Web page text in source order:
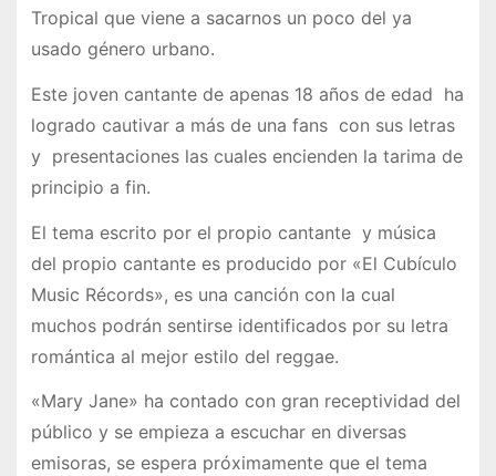
Tropical que viene a sacarnos un poco del ya
usado género urbano.
Este joven cantante de apenas 18 años de edad ha
logrado cautivar a más de una fans con sus letras
y presentaciones las cuales encienden la tarima de
principio a fin.
El tema escrito por el propio cantante y música
del propio cantante es producido por «El Cubículo
Music Récords», es una canción con la cual
muchos podrán sentirse identificados por su letra
romántica al mejor estilo del reggae.
«Mary Jane» ha contado con gran receptividad del
público y se empieza a escuchar en diversas
emisoras, se espera próximamente que el tema